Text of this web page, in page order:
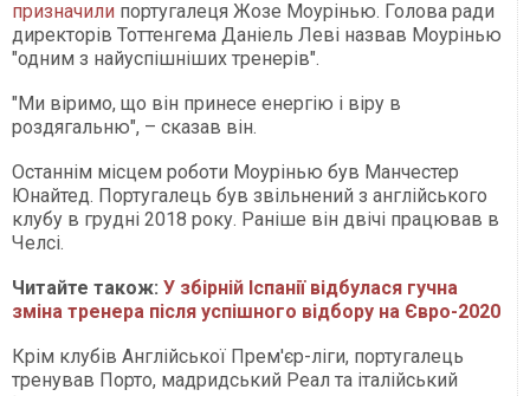
призначили португалеця Жозе Моурінью. Голова ради
директорів Тоттенгема Даніель Леві назвав Моурінью
"одним з найуспішніших тренерів".
"Ми віримо, що він принесе енергію і віру в
роздягальню", – сказав він.
Останнім місцем роботи Моурінью був Манчестер
Юнайтед. Португалець був звільнений з англійського
клубу в грудні 2018 року. Раніше він двічі працював в
Челсі.
Читайте також: У збірній Іспанії відбулася гучна
зміна тренера після успішного відбору на Євро-2020
Крім клубів Англійської Прем'єр-ліги, португалець
тренував Порто, мадридський Реал та італійський